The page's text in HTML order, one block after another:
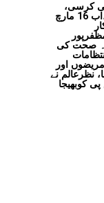
کرسی،
بہار حکومت کی سفارش پر لیا گیا فیصلہ،اب 16 مارچ
مظفرپور
صحت کی
اور
نظرعالم نے
کوبھیجا